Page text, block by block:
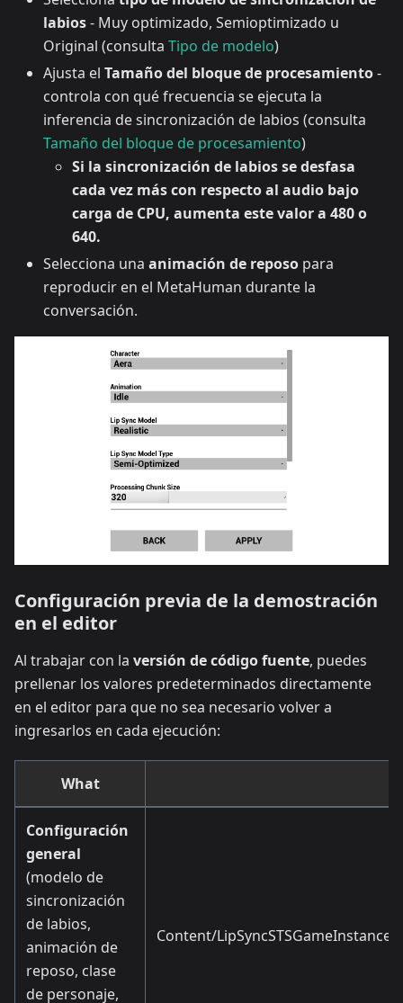
labios- Muy optimizado, Semioptimizado u
Original (consulta Tipo de modelo)
Ajusta el Tamaño del bloque de procesamiento-
controla con qué frecuencia se ejecuta la
inferencia de sincronización de labios (consulta
Tamaño del bloque de procesamiento)
Si la sincronización de labios se desfasa
cada vez más con respecto al audio bajo
carga de CPU, aumenta este valor a 480 o
640.
Selecciona una animación de reposo para
reproducir en el MetaHuman durante la
conversación.
Configuración previa de la demostración
en el editor
Al trabajar con la versión de código fuente, puedes
prellenar los valores predeterminados directamente
en el editor para que no sea necesario volver a
ingresarlos en cada ejecución:
What
Configuración
general
(modelo de
sincronización
de labios,
animación de
reposo, clase
de personaje,
Content/LipSyncSTSGameInstance